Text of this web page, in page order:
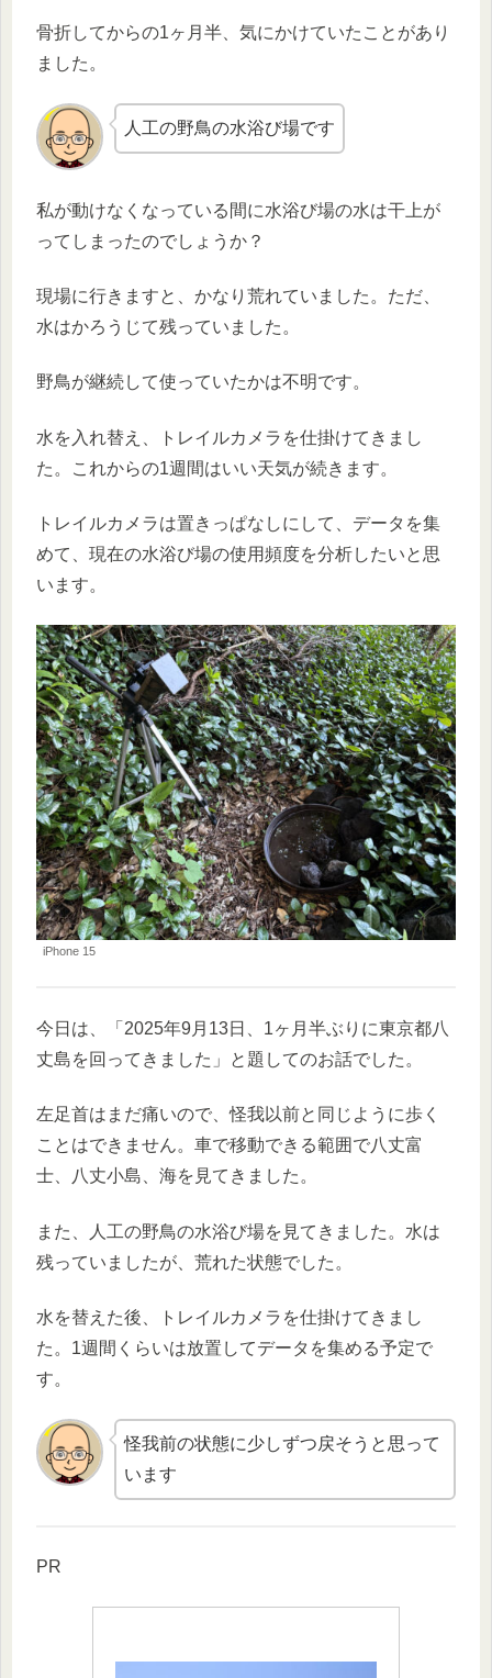
骨折してからの1ヶ月半、気にかけていたことがあり
ました。
人工の野鳥の水浴び場です
私が動けなくなっている間に水浴び場の水は干上が
ってしまったのでしょうか？
現場に行きますと、かなり荒れていました。ただ、
水はかろうじて残っていました。
野鳥が継続して使っていたかは不明です。
水を入れ替え、トレイルカメラを仕掛けてきまし
た。これからの1週間はいい天気が続きます。
トレイルカメラは置きっぱなしにして、データを集
めて、現在の水浴び場の使用頻度を分析したいと思
います。
iPhone 15
今日は、「2025年9月13日、1ヶ月半ぶりに東京都八
丈島を回ってきました」と題してのお話でした。
左足首はまだ痛いので、怪我以前と同じように歩く
ことはできません。車で移動できる範囲で八丈富
士、八丈小島、海を見てきました。
また、人工の野鳥の水浴び場を見てきました。水は
残っていましたが、荒れた状態でした。
水を替えた後、トレイルカメラを仕掛けてきまし
た。1週間くらいは放置してデータを集める予定で
す。
怪我前の状態に少しずつ戻そうと思って
います
PR